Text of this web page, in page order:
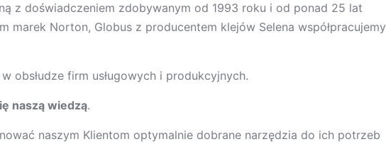
z doświadczeniem zdobywanym od 1993 roku i od ponad 25 lat
marek Norton, Globus z producentem klejów Selena współpracujemy
obsłudze firm usługowych i produkcyjnych.
naszą wiedzą.
naszym Klientom optymalnie dobrane narzędzia do ich potrzeb